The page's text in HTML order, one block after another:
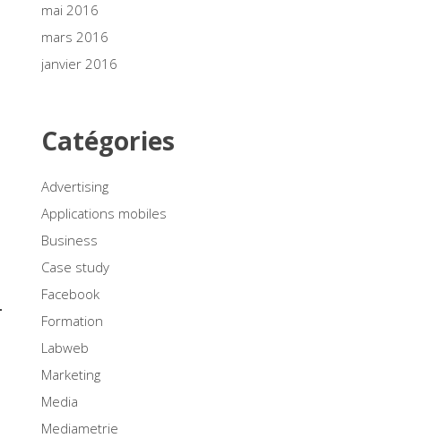
mai 2016
mars 2016
janvier 2016
Catégories
Advertising
Applications mobiles
Business
Case study
Facebook
Formation
Labweb
Marketing
Media
Mediametrie